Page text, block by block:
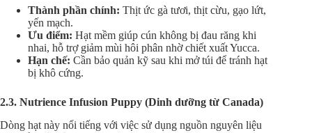
Thành phần chính: Thịt ức gà tươi, thịt cừu, gạo lứt,
yến mạch.
Ưu điểm: Hạt mềm giúp cún không bị đau răng khi
nhai, hỗ trợ giảm mùi hôi phân nhờ chiết xuất Yucca.
Hạn chế: Cần bảo quản kỹ sau khi mở túi để tránh hạt
bị khô cứng.
2.3. Nutrience Infusion Puppy (Dinh dưỡng từ Canada)
Dòng hạt này nổi tiếng với việc sử dụng nguồn nguyên liệu